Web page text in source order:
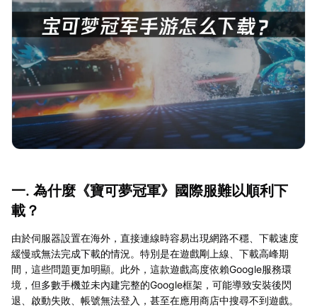
一. 為什麼《寶可夢冠軍》國際服難以順利下
載？
由於伺服器設置在海外，直接連線時容易出現網路不穩、下載速度
緩慢或無法完成下載的情況。特別是在遊戲剛上線、下載高峰期
間，這些問題更加明顯。此外，這款遊戲高度依賴Google服務環
境，但多數手機並未內建完整的Google框架，可能導致安裝後閃
退、啟動失敗、帳號無法登入，甚至在應用商店中搜尋不到遊戲。